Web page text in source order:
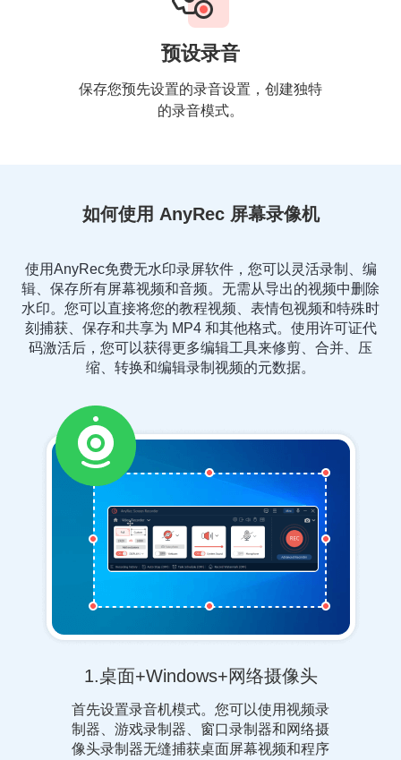
预设录音
保存您预先设置的录音设置，创建独特
的录音模式。
如何使用 AnyRec 屏幕录像机
使用AnyRec免费无水印录屏软件，您可以灵活录制、编
辑、保存所有屏幕视频和音频。无需从导出的视频中删除
水印。您可以直接将您的教程视频、表情包视频和特殊时
刻捕获、保存和共享为 MP4 和其他格式。使用许可证代
码激活后，您可以获得更多编辑工具来修剪、合并、压
缩、转换和编辑录制视频的元数据。
1.桌面+Windows+网络摄像头
首先设置录音机模式。您可以使用视频录
制器、游戏录制器、窗口录制器和网络摄
像头录制器无缝捕获桌面屏幕视频和程序